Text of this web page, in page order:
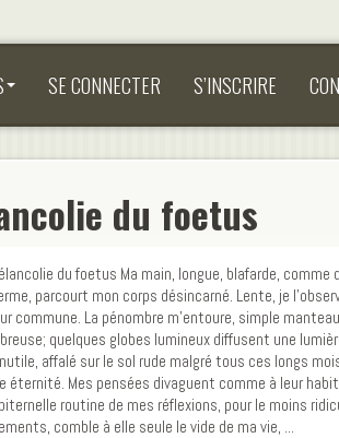
SE CONNECTER S’INSCRIRE
du foetus
du foetus Ma main, longue, blafarde, comme
parcourt mon corps désincarné. Lente, je
commune. La pénombre m’entoure, simple
quelques globes lumineux diffusent une
affalé sur le sol rude malgré tous ces longs
éternité. Mes pensées divaguent comme à leur
routine de mes réflexions, pour le moins
comble à elle seule le vide de ma vie, ...